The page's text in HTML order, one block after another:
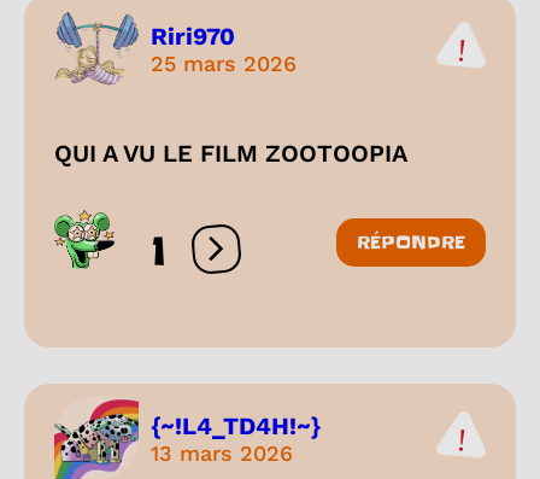
Riri970
25 mars 2026
QUI A VU LE FILM ZOOTOOPIA
1 Ouvrir les réactions
RÉPONDRE
{~!L4_TD4H!~}
13 mars 2026